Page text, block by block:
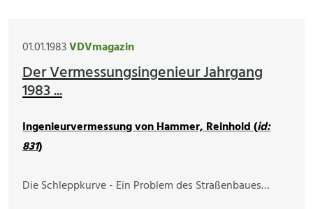
01.01.1983VDVmagazin
Der Vermessungsingenieur Jahrgang
1983 ...
Ingenieurvermessung von Hammer, Reinhold (id:
831)
Die Schleppkurve - Ein Problem des Straßenbaues…